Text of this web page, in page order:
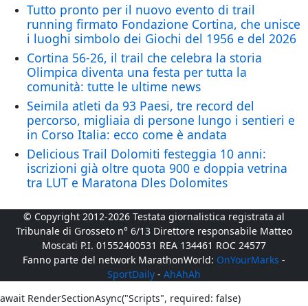
Tutto pronto per il nuovo evento di trail
running firmato Fondazione Cortina, che unisce
i luoghi simbolo dei Giochi del 1956 e del 2026
Cortina 56-26, il trail che celebra la storia
Olimpica diventa una festa per tutta la
comunità: tutte le ultime news
Seimila atleti da 93 Paesi, tre record del
percorso, migliaia di persone lungo i sentieri e
in Corso Italia: ecco come è andata
Delicious Trail Dolomiti festeggia 10 anni:
iscrizioni già oltre quota 900 e doppia vetrina
tra LUT e Maratona Dles Dolomites
© Copyright 2012-2026 Testata giornalistica registrata al
Tribunale di Grosseto n° 6/13 Direttore responsabile Matteo
Moscati P.I. 01552400531 REA 134461 ROC 24577
Fanno parte del network MarathonWorld: OnYourMarks -
SportDaily - AhAhAh
await RenderSectionAsync("Scripts", required: false)